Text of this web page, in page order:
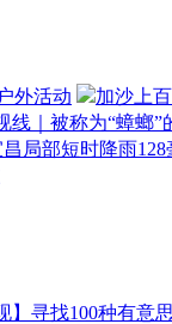
外活动
加沙上
线｜被称为“蟑螂
局部短时降雨
】寻找100种有意